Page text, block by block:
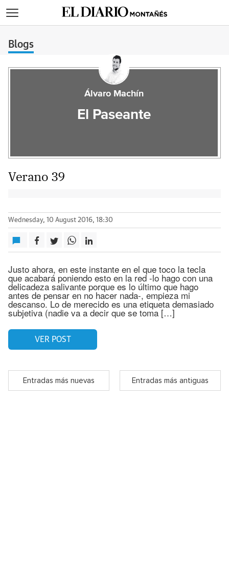
Blogs
Álvaro Machín
El Paseante
Verano 39
Wednesday, 10 August 2016, 18:30
Justo ahora, en este instante en el que toco la tecla
que acabará poniendo esto en la red -lo hago con una
delicadeza salivante porque es lo último que hago
antes de pensar en no hacer nada-, empieza mi
descanso. Lo de merecido es una etiqueta demasiado
subjetiva (nadie va a decir que se toma […]
VER POST
Entradas más nuevas Entradas más antiguas